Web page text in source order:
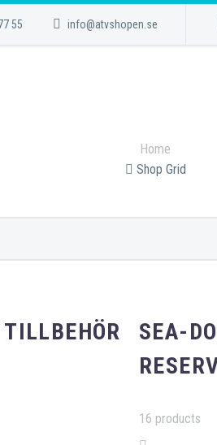
55 info@atvshopen.se
Home
Shop Grid
SEA-
16 products